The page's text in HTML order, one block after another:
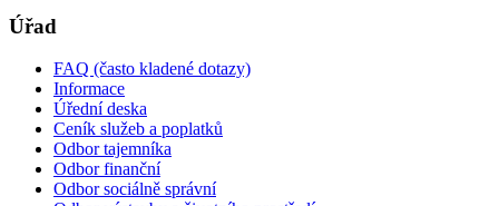
Úřad
FAQ (často kladené dotazy)
Informace
Úřední deska
Ceník služeb a poplatků
Odbor tajemníka
Odbor finanční
Odbor sociálně správní